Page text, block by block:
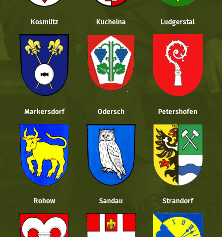
Kosmütz Kuchelna Ludgerstal
Markersdorf Odersch Petershofen
Rohow Sandau Strandorf